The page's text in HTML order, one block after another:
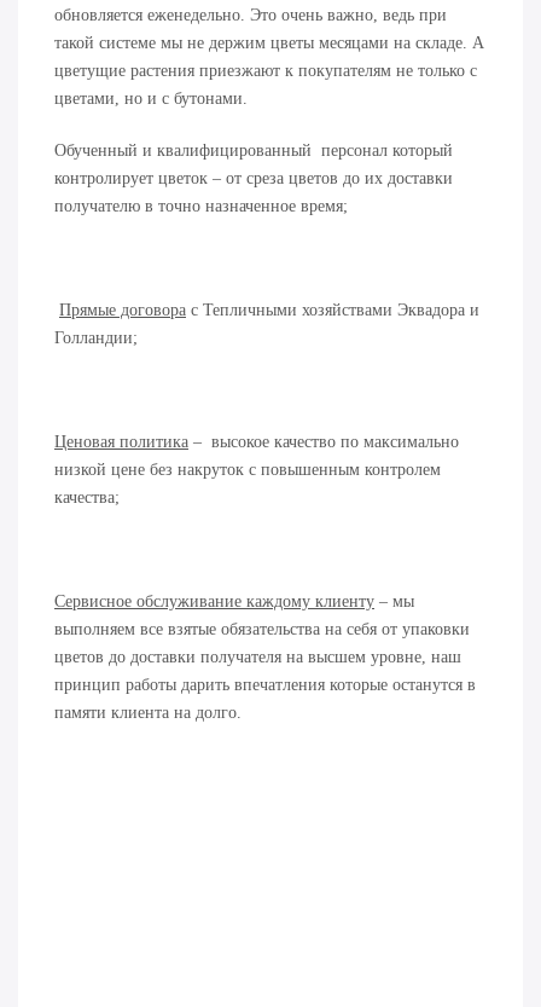
обновляется еженедельно. Это очень важно, ведь при
такой системе мы не держим цветы месяцами на складе. А
цветущие растения приезжают к покупателям не только с
цветами, но и с бутонами.
Обученный и квалифицированный персонал который
контролирует цветок – от среза цветов до их доставки
получателю в точно назначенное время;
Прямые договора с Тепличными хозяйствами Эквадора и
Голландии;
Ценовая политика – высокое качество по максимально
низкой цене без накруток с повышенным контролем
качества;
Сервисное обслуживание каждому клиенту – мы
выполняем все взятые обязательства на себя от упаковки
цветов до доставки получателя на высшем уровне, наш
принцип работы дарить впечатления которые останутся в
памяти клиента на долго.